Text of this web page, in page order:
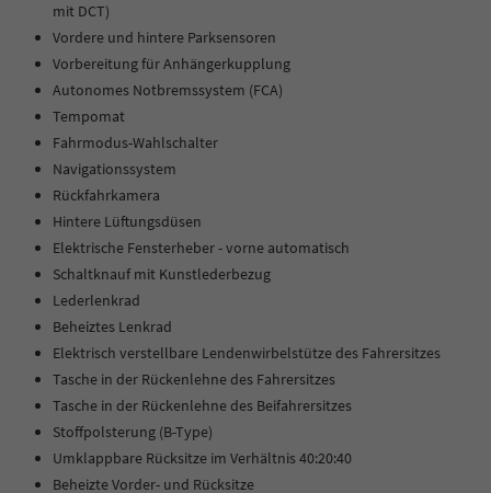
mit DCT)
Vordere und hintere Parksensoren
Vorbereitung für Anhängerkupplung
Autonomes Notbremssystem (FCA)
Tempomat
Fahrmodus-Wahlschalter
Navigationssystem
Rückfahrkamera
Hintere Lüftungsdüsen
Elektrische Fensterheber - vorne automatisch
Schaltknauf mit Kunstlederbezug
Lederlenkrad
Beheiztes Lenkrad
Elektrisch verstellbare Lendenwirbelstütze des Fahrersitzes
Tasche in der Rückenlehne des Fahrersitzes
Tasche in der Rückenlehne des Beifahrersitzes
Stoffpolsterung (B-Type)
Umklappbare Rücksitze im Verhältnis 40:20:40
Beheizte Vorder- und Rücksitze